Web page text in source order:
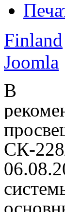
Finland
Joomla
В
СК-